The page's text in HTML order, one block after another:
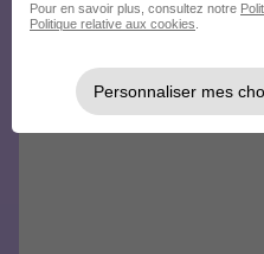
Pour en savoir plus, consultez notre
Politique relative aux cookies
Personnaliser mes